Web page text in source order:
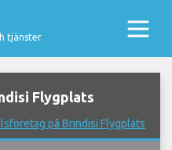
tjänster
Flygplats
på Brindisi Flygplats